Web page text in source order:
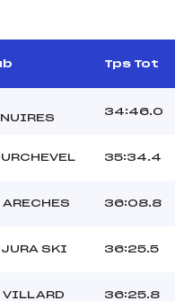
Tps Tot
34:46.0
35:34.4
ARECHES 36:08.8
JURA SKI 36:25.5
VILLARD 36:25.8